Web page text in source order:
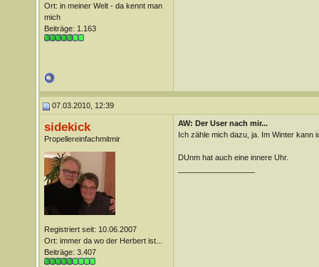
Ort: in meiner Welt - da kennt man
mich
Beiträge: 1.163
07.03.2010, 12:39
sidekick
Propellereinfachmitmir
Registriert seit: 10.06.2007
Ort: immer da wo der Herbert ist...
Beiträge: 3.407
AW: Der User nach mir...
Ich zähle mich dazu, ja. Im Winter kann
DUnm hat auch eine innere Uhr.